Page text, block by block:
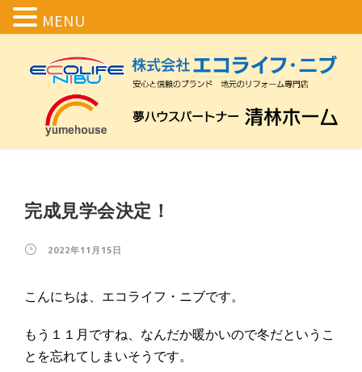
完成見学会決定！
2022年11月15日
こんにちは、エコライフ・ニブです。
もう１１月ですね、なんだか暖かいので冬だというこ
とを忘れてしまいそうです。
MENU